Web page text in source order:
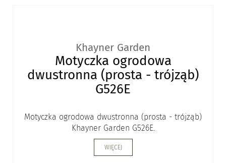
Khayner Garden
Motyczka ogrodowa
dwustronna (prosta - trójząb)
G526E
Motyczka ogrodowa dwustronna (prosta - trójząb)
Khayner Garden G526E.
WIĘCEJ